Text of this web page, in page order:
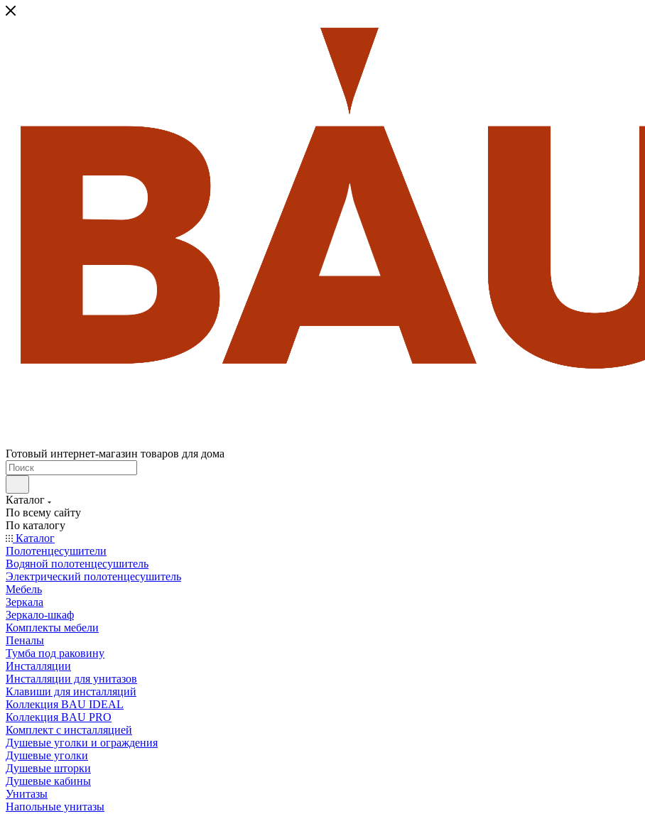
Готовый интернет-магазин товаров для дома
Каталог
По всему сайту
По каталогу
Каталог
Полотенцесушители
Водяной полотенцесушитель
Электрический полотенцесушитель
Мебель
Зеркала
Зеркало-шкаф
Комплекты мебели
Пеналы
Тумба под раковину
Инсталляции
Инсталляции для унитазов
Клавиши для инсталляций
Коллекция BAU IDEAL
Коллекция BAU PRO
Комплект с инсталляцией
Душевые уголки и ограждения
Душевые уголки
Душевые шторки
Душевые кабины
Унитазы
Напольные унитазы